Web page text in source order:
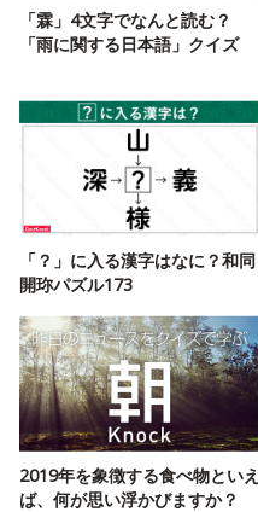
「霖」4文字でなんと読む？
「雨に関する日本語」クイズ
「？」に入る漢字はなに？和同
開珎パズル173
2019年を象徴する食べ物といえ
ば、何が思い浮かびますか？